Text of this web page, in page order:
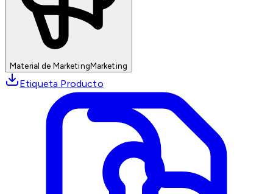
Material de MarketingMarketing
Etiqueta Producto